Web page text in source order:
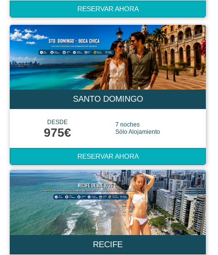
RESERVAR AHORA
SANTO DOMINGO
DESDE
975€
7 noches
Sólo Alojamiento
RESERVAR AHORA
RECIFE